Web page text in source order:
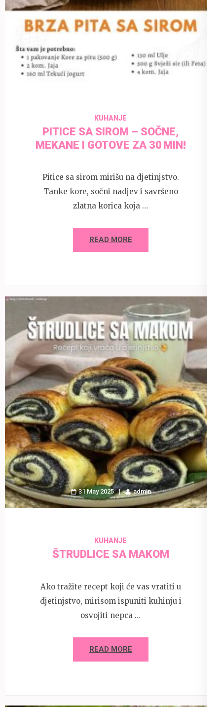
admin
KUHANJE
PITICE SA SIROM – SOČNE,
MEKANE I GOTOVE ZA 30 MIN!
Pitice sa sirom mirišu na djetinjstvo.
Tanke kore, sočni nadjev i savršeno
zlatna korica koja …
READ MORE
31 May 2025 admin
KUHANJE
ŠTRUDLICE SA MAKOM
Ako tražite recept koji će vas vratiti u
djetinjstvo, mirisom ispuniti kuhinju i
osvojiti nepca …
READ MORE